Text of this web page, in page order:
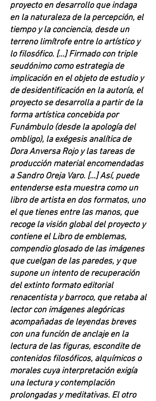
proyecto en desarrollo que indaga
en la naturaleza de la percepción, el
tiempo y la conciencia, desde un
terreno limítrofe entre lo artístico y
lo filosófico. […] Firmado con triple
seudónimo como estrategia de
implicación en el objeto de estudio y
de desidentificación en la autoría, el
proyecto se desarrolla a partir de la
forma artística concebida por
Funámbulo (desde la apología del
ombligo), la exégesis analítica de
Dora Anversa Rojo y las tareas de
producción material encomendadas
a Sandro Oreja Varo. […] Así, puede
entenderse esta muestra como un
libro de artista en dos formatos, uno
el que tienes entre las manos, que
recoge la visión global del proyecto y
contiene el Libro de emblemas,
compendio glosado de las imágenes
que cuelgan de las paredes, y que
supone un intento de recuperación
del extinto formato editorial
renacentista y barroco, que retaba al
lector con imágenes alegóricas
acompañadas de leyendas breves
con una función de anclaje en la
lectura de las figuras, escondite de
contenidos filosóficos, alquímicos o
morales cuya interpretación exigía
una lectura y contemplación
prolongadas y meditativas. El otro